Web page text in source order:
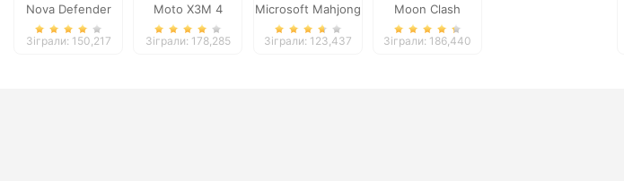
Nova Defender
Зіграли: 150,217
Moto X3M 4
Winter
Зіграли: 178,285
Microsoft Mahjong
Зіграли: 123,437
Moon Clash
Heroes
Зіграли: 186,440